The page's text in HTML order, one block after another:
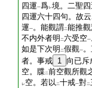
四運一爲レ境。二聖
四運六十四句。故云
運一。能觀謂二能推
不内外者明 二六受空一
如是下次明 二假觀一
者。事戒 1 向已斥
空。牒二前空觀所觀
レ空。若以 二十戒一對二